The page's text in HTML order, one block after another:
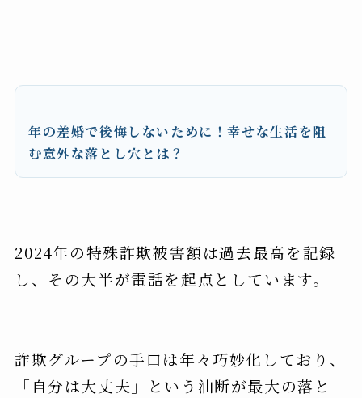
年の差婚で後悔しないために！幸せな生活を阻
む意外な落とし穴とは？
2024年の特殊詐欺被害額は過去最高を記録
し、その大半が電話を起点としています。
詐欺グループの手口は年々巧妙化しており、
「自分は大丈夫」という油断が最大の落と